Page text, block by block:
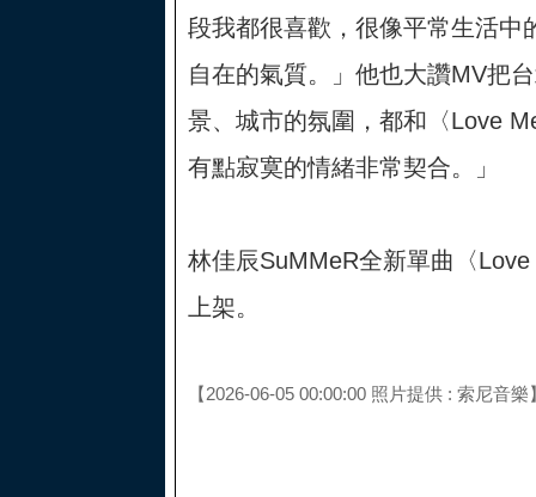
段我都很喜歡，很像平常生活中
自在的氣質。」他也大讚MV把
景、城市的氛圍，都和〈Love
有點寂寞的情緒非常契合。」
林佳辰SuMMeR全新單曲〈
上架。
【2026-06-05 00:00:00 照片提供 : 索尼音樂